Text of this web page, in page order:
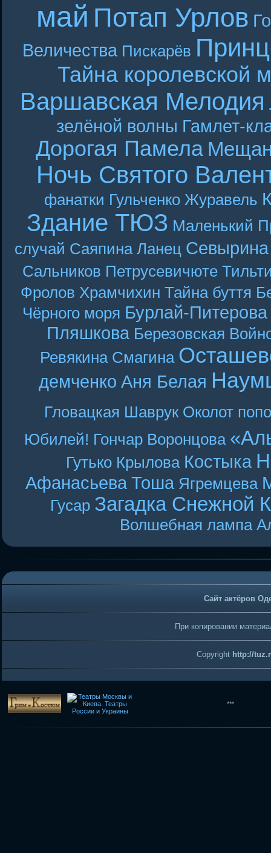
май Потап Урлов
Величества Пискарёв
Тайна королевской
Варшавская Мелодия
зелёной волны Гамлет-
Дорогая Памела
Ночь Святого
фанатки Гульченко Журавель
Здание ТЮЗ Маленький
случай Саяпина Ланец Севырина
Сальников Петрусевичюте
Фролов Храмчихин Тайна буття
Чёрного моря Бурлай-Питерова
Пляшкова Березовская
Ревякина Смагина
демченко Аня Белая
Гловацкая Шаврук Околот
Юбилей! Гончар Воронцова
Гутько Крылова Костыка
Афанасьева Тоша Ягремцева
Гусар Загадка Снежной
Волшебная лампа
Сайт актёров
При копировании
Copyright http://
***